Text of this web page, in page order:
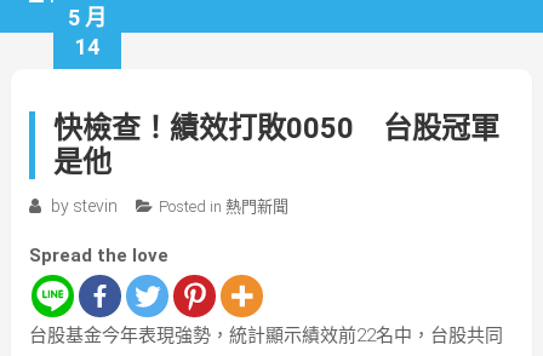
5 月
14
快檢查！績效打敗0050 台股冠軍
是他
by stevin Posted in 熱門新聞
Spread the love
台股基金今年表現強勢，統計顯示績效前22名中，台股共同